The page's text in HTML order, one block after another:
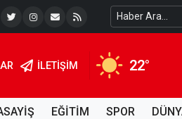
Su Kuyusu Temiz Suya Erişimde
İLETIŞIM 22°
EĞİTİM SPOR